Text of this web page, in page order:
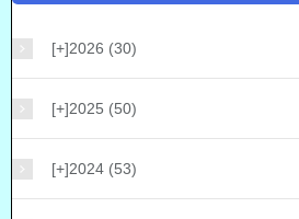
[+]2026 (30)
[+]2025 (50)
[+]2024 (53)